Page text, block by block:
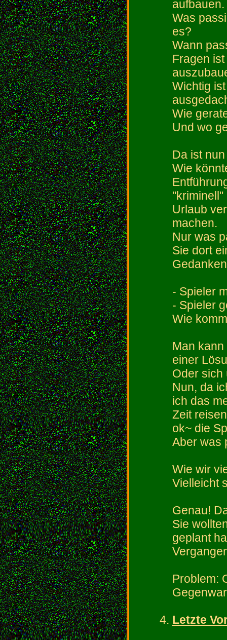
aufbauen.
Was
es?
Wann
Fragen
Wichtig
Wie
Und wo
Da ist
Wie
Urlaub
machen.
Nur was
Sie dort
- Spieler
- Spieler
Wie
Man
einer
Oder sich
Nun, da
ich das
Zeit
ok~ die
Aber was
Wie wir
Vielleicht
Genau!
Sie
geplant
Problem:
Letzte